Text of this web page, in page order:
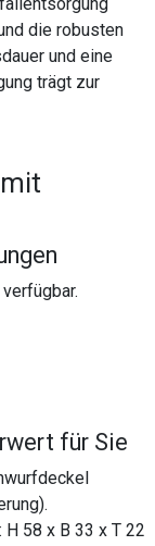
die robusten
und eine
trägt zur
für Sie
58 x B 33 x T 22